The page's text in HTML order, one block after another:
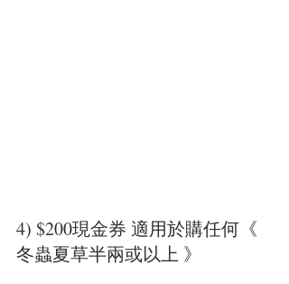
4) $200現金券 適用於購任何《
冬蟲夏草半兩或以上 》